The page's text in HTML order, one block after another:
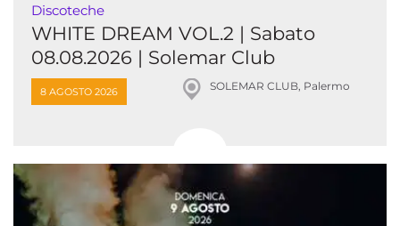
Discoteche
WHITE DREAM VOL.2 | Sabato
08.08.2026 | Solemar Club
8 AGOSTO 2026 SOLEMAR CLUB, Palermo